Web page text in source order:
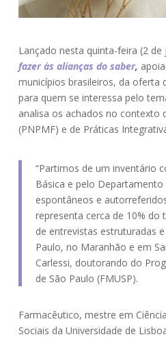
Lançado nesta quinta-feira (2
fazer às alianças do saber,
municípios brasileiros, da oferta
para quem se interessa pelo
analisa os achados no contexto
(PNPMF) e de Práticas
“Partimos de um inventário
Básica e pelo
espontâneos e
representa cerca de 10% do
de entrevistas estruturadas
Paulo, no Maranhão e em
Carlessi, doutorando do
de São Paulo (FMUSP).
Farmacêutico, mestre em
Sociais da Universidade de